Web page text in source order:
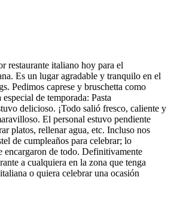
restaurante italiano hoy para el
Es un lugar agradable y tranquilo en el
Pedimos caprese y bruschetta como
de temporada: Pasta
delicioso. ¡Todo salió fresco, caliente y
El personal estuvo pendiente
platos, rellenar agua, etc. Incluso nos
de cumpleaños para celebrar; lo
encargaron de todo. Definitivamente
a cualquiera en la zona que tenga
o quiera celebrar una ocasión